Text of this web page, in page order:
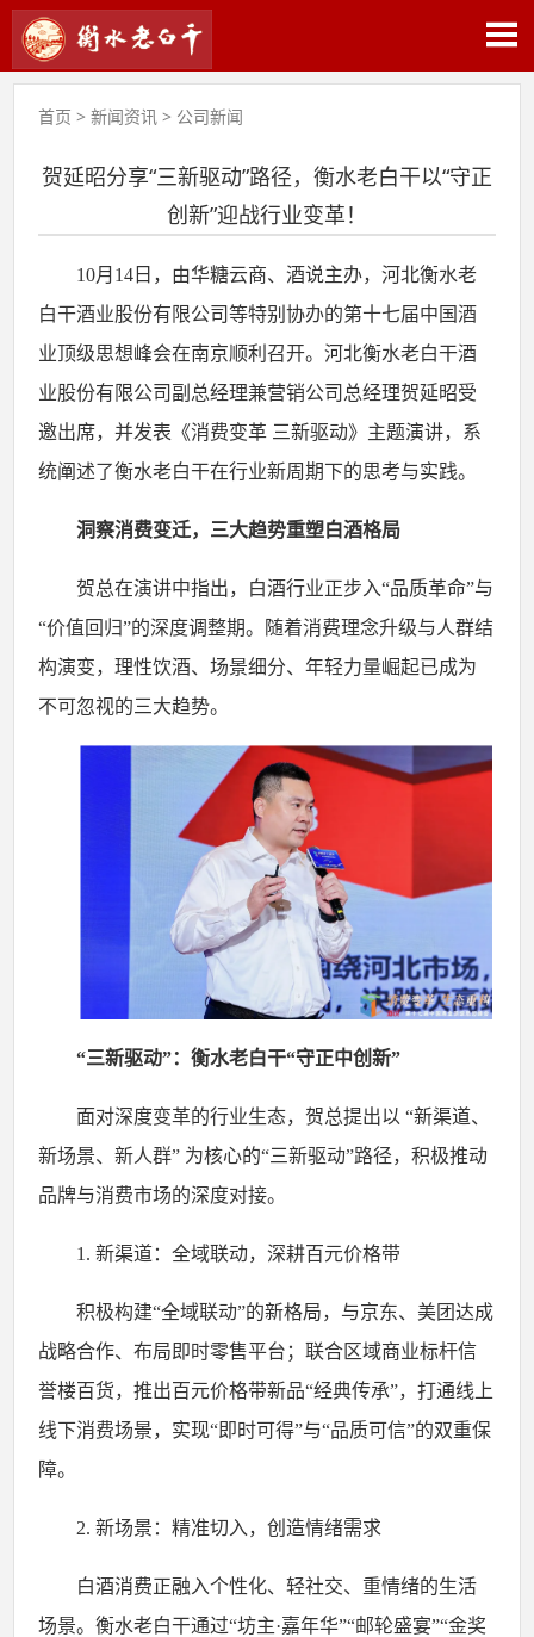
首页 >新闻资讯 > 公司新闻
贺延昭分享“三新驱动”路径，衡水老白干以“守正
创新”迎战行业变革！
10月14日，由华糖云商、酒说主办，河北衡水老
白干酒业股份有限公司等特别协办的第十七届中国酒
业顶级思想峰会在南京顺利召开。河北衡水老白干酒
业股份有限公司副总经理兼营销公司总经理贺延昭受
邀出席，并发表《消费变革 三新驱动》主题演讲，系
统阐述了衡水老白干在行业新周期下的思考与实践。
洞察消费变迁，三大趋势重塑白酒格局
贺总在演讲中指出，白酒行业正步入“品质革命”与
“价值回归”的深度调整期。随着消费理念升级与人群结
构演变，理性饮酒、场景细分、年轻力量崛起已成为
不可忽视的三大趋势。
“三新驱动”：衡水老白干“守正中创新”
面对深度变革的行业生态，贺总提出以 “新渠道、
新场景、新人群” 为核心的“三新驱动”路径，积极推动
品牌与消费市场的深度对接。
1. 新渠道：全域联动，深耕百元价格带
积极构建“全域联动”的新格局，与京东、美团达成
战略合作、布局即时零售平台；联合区域商业标杆信
誉楼百货，推出百元价格带新品“经典传承”，打通线上
线下消费场景，实现“即时可得”与“品质可信”的双重保
障。
2. 新场景：精准切入，创造情绪需求
白酒消费正融入个性化、轻社交、重情绪的生活
场景。衡水老白干通过“坊主·嘉年华”“邮轮盛宴”“金奖